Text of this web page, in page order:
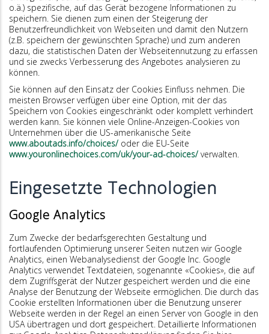
o.ä.) spezifische, auf das Gerät bezogene Informationen zu
speichern. Sie dienen zum einen der Steigerung der
Benutzerfreundlichkeit von Webseiten und damit den Nutzern
(z.B. speichern der gewünschten Sprache) und zum anderen
dazu, die statistischen Daten der Webseitennutzung zu erfassen
und sie zwecks Verbesserung des Angebotes analysieren zu
können.
Sie können auf den Einsatz der Cookies Einfluss nehmen. Die
meisten Browser verfügen über eine Option, mit der das
Speichern von Cookies eingeschränkt oder komplett verhindert
werden kann. Sie können viele Online-Anzeigen-Cookies von
Unternehmen über die US-amerikanische Seite
www.aboutads.info/choices/oder die EU-Seite
www.youronlinechoices.com/uk/your-ad-choices/verwalten.
Eingesetzte Technologien
Google Analytics
Zum Zwecke der bedarfsgerechten Gestaltung und
fortlaufenden Optimierung unserer Seiten nutzen wir Google
Analytics, einen Webanalysedienst der Google Inc. Google
Analytics verwendet Textdateien, sogenannte «Cookies», die auf
dem Zugriffsgerät der Nutzer gespeichert werden und die eine
Analyse der Benutzung der Webseite ermöglichen. Die durch das
Cookie erstellten Informationen über die Benutzung unserer
Webseite werden in der Regel an einen Server von Google in den
USA übertragen und dort gespeichert. Detaillierte Informationen